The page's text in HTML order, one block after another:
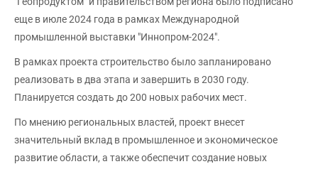
еще в июле 2024 года в рамках Международной
промышленной выставки "Иннопром-2024".
В рамках проекта строительство было запланировано
реализовать в два этапа и завершить в 2030 году.
Планируется создать до 200 новых рабочих мест.
По мнению региональных властей, проект внесет
значительный вклад в промышленное и экономическое
развитие области, а также обеспечит создание новых